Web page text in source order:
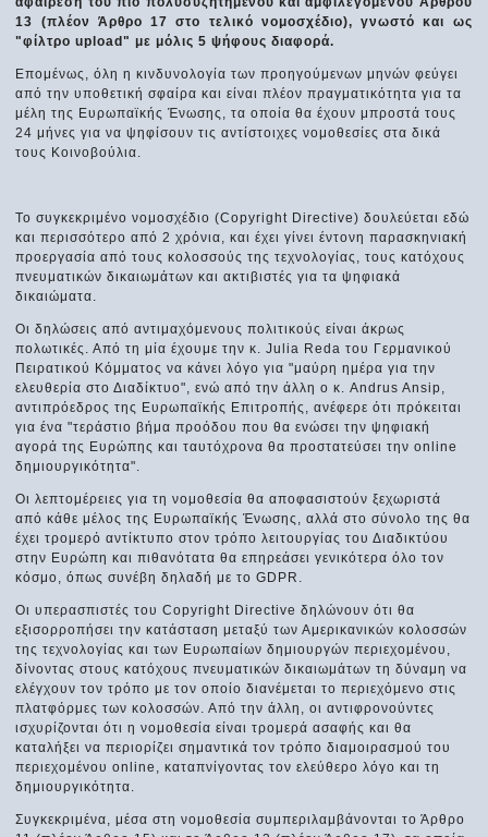
13 (πλέον Άρθρο 17 στο τελικό νομοσχέδιο), γνωστό και ως
"φίλτρο upload" με μόλις 5 ψήφους διαφορά.
Επομένως, όλη η κινδυνολογία των προηγούμενων μηνών φεύγει
από την υποθετική σφαίρα και είναι πλέον πραγματικότητα για τα
μέλη της Ευρωπαϊκής Ένωσης, τα οποία θα έχουν μπροστά τους
24 μήνες για να ψηφίσουν τις αντίστοιχες νομοθεσίες στα δικά
τους Κοινοβούλια.
Το συγκεκριμένο νομοσχέδιο (Copyright Directive) δουλεύεται εδώ
και περισσότερο από 2 χρόνια, και έχει γίνει έντονη παρασκηνιακή
προεργασία από τους κολοσσούς της τεχνολογίας, τους κατόχους
πνευματικών δικαιωμάτων και ακτιβιστές για τα ψηφιακά
δικαιώματα.
Οι δηλώσεις από αντιμαχόμενους πολιτικούς είναι άκρως
πολωτικές. Από τη μία έχουμε την κ. Julia Reda του Γερμανικού
Πειρατικού Κόμματος να κάνει λόγο για "μαύρη ημέρα για την
ελευθερία στο Διαδίκτυο", ενώ από την άλλη ο κ. Andrus Ansip,
αντιπρόεδρος της Ευρωπαϊκής Επιτροπής, ανέφερε ότι πρόκειται
για ένα "τεράστιο βήμα προόδου που θα ενώσει την ψηφιακή
αγορά της Ευρώπης και ταυτόχρονα θα προστατεύσει την online
δημιουργικότητα".
Οι λεπτομέρειες για τη νομοθεσία θα αποφασιστούν ξεχωριστά
από κάθε μέλος της Ευρωπαϊκής Ένωσης, αλλά στο σύνολο της θα
έχει τρομερό αντίκτυπο στον τρόπο λειτουργίας του Διαδικτύου
στην Ευρώπη και πιθανότατα θα επηρεάσει γενικότερα όλο τον
κόσμο, όπως συνέβη δηλαδή με το GDPR.
Οι υπερασπιστές του Copyright Directive δηλώνουν ότι θα
εξισορροπήσει την κατάσταση μεταξύ των Αμερικανικών κολοσσών
της τεχνολογίας και των Ευρωπαίων δημιουργών περιεχομένου,
δίνοντας στους κατόχους πνευματικών δικαιωμάτων τη δύναμη να
ελέγχουν τον τρόπο με τον οποίο διανέμεται το περιεχόμενο στις
πλατφόρμες των κολοσσών. Από την άλλη, οι αντιφρονούντες
ισχυρίζονται ότι η νομοθεσία είναι τρομερά ασαφής και θα
καταλήξει να περιορίζει σημαντικά τον τρόπο διαμοιρασμού του
περιεχομένου online, καταπνίγοντας τον ελεύθερο λόγο και τη
δημιουργικότητα.
Συγκεκριμένα, μέσα στη νομοθεσία συμπεριλαμβάνονται το Άρθρο